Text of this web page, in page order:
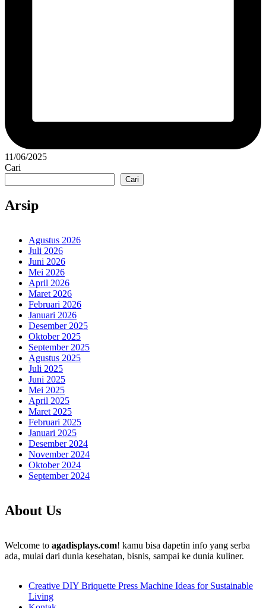
11/06/2025
Cari
Cari
Arsip
Agustus 2026
Juli 2026
Juni 2026
Mei 2026
April 2026
Maret 2026
Februari 2026
Januari 2026
Desember 2025
Oktober 2025
September 2025
Agustus 2025
Juli 2025
Juni 2025
Mei 2025
April 2025
Maret 2025
Februari 2025
Januari 2025
Desember 2024
November 2024
Oktober 2024
September 2024
About Us
Welcome to agadisplays.com! kamu bisa dapetin info yang serba
ada, mulai dari dunia kesehatan, bisnis, sampai ke dunia kuliner.
Creative DIY Briquette Press Machine Ideas for Sustainable
Living